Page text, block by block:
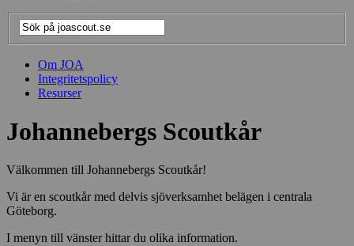
Om JOA
Integritetspolicy
Resurser
Johannebergs Scoutkår
Välkommen till Johannebergs Scoutkår!
Vi är en scoutkår med delvis sjöverksamhet belägen i centrala
Göteborg.
I menyn till vänster hittar du olika information.